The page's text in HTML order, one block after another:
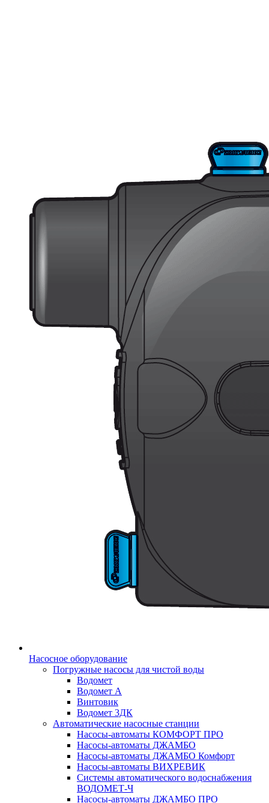
Насосное оборудование
Погружные насосы для чистой воды
Водомет
Водомет А
Винтовик
Водомет 3ДК
Автоматические насосные станции
Насосы-автоматы КОМФОРТ ПРО
Насосы-автоматы ДЖАМБО
Насосы-автоматы ДЖАМБО Комфорт
Насосы-автоматы ВИХРЕВИК
Системы автоматического водоснабжения
ВОДОМЕТ-Ч
Насосы-автоматы ДЖАМБО ПРО